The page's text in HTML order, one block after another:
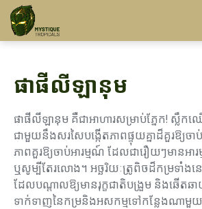
ផាផីលីឡានុម
ផាផីលីឡានុម គឺជាអាហារសម្រាប់ភ្នែក! ស្លឹកឈ
ជាមួយនឹងសរសៃបង្កើតភាពផ្ទុយគ្នាដ៏គួរឱ្យចា
ភាពគួរឱ្យចាប់អារម្មណ៍ ដែលជារឿយៗមានអារ
ឬសូម្បីតែរលោង។ អច្ឆរិយៈត្រូពិចដ៏កម្រទាំ
ដែលបណ្តាលឱ្យមានរុក្ខជាតិបង្រួម និងឆើតឆ
ទាក់ទាញនៃកម្រនិងអសកម្មទៅកន្លែងណាមួ